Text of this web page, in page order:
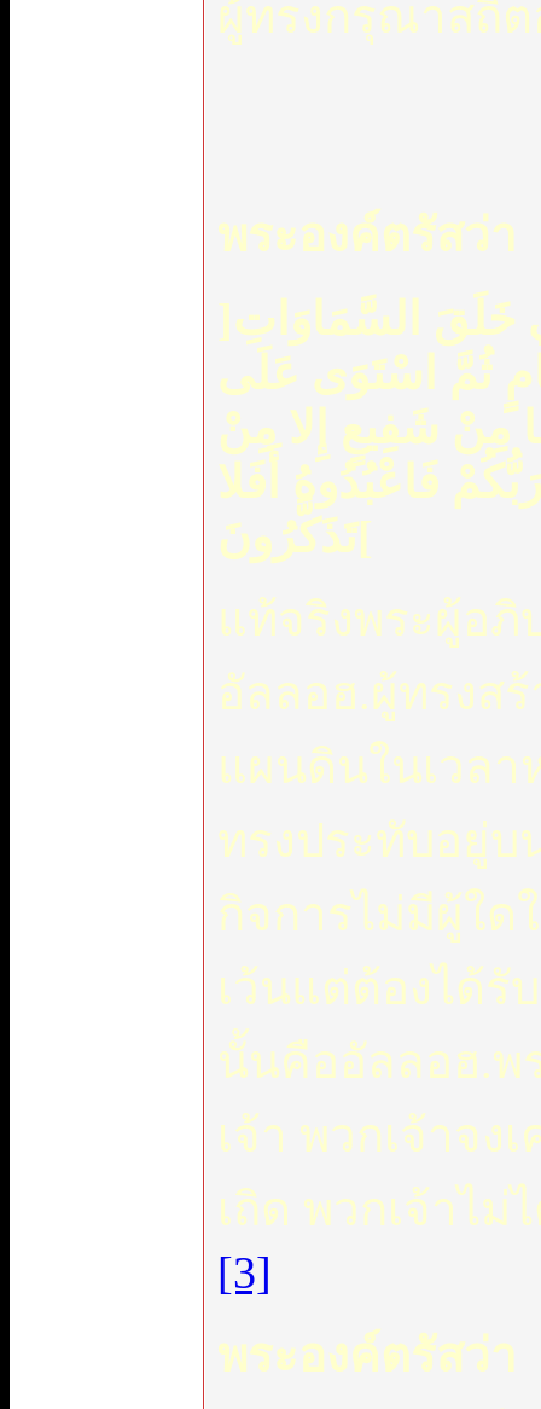
ผู้ทรงกรุณาสถิ
พระองค์ตรัสว่า
]خَلَقَ السَّمَاوَاتِ
ثُمَّ اسْتَوَى عَلَى
مِنْ شَفِيعٍ إِلا مِنْ
فَاعْبُدُوهُ أَفَلا
تَذَكَّرُونَ[
แท้จริงพระผู้อภิ
อัลลอฮ.ผู้ทรงส
แผนดินในเวล
ทรงประทับอยู่บ
กิจการไม่มีผู้ใด
เว้นแต่ต้องได้รั
นั้นคืออัลลอฮ.พ
เจ้า พวกเจ้าจง
เถิด พวกเจ้าไ
[3]
พระองค์ตรัสว่า